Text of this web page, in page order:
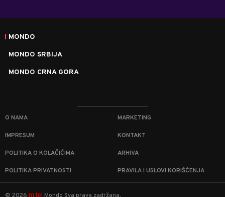
MONDO
MONDO SRBIJA
MONDO CRNA GORA
O NAMA MARKETING
IMPRESUM KONTAKT
POLITIKA O KOLAČIĆIMA ARHIVA
POLITIKA PRIVATNOSTI PRAVILA I USLOVI KORIŠĆENJA
m:tel